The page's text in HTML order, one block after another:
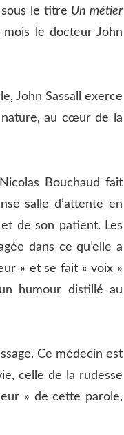
le titre Un métier
le docteur John
John Sassall exerce
nature, au cœur de la
Bouchaud fait
salle d’attente en
de son patient. Les
dans ce qu’elle a
» et se fait « voix »
humour distillé au
Ce médecin est
celle de la rudesse
» de cette parole,